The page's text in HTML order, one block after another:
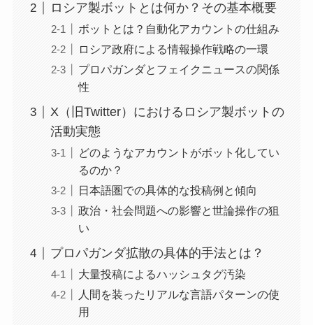
ロシア製ボットとは何か？その基本概要
ボットとは？自動化アカウントの仕組み
ロシア政府による情報操作戦略の一環
プロパガンダとフェイクニュースの関係
性
X（旧Twitter）におけるロシア製ボットの
活動実態
どのようなアカウントがボット化してい
るのか？
日本語圏での具体的な投稿例と傾向
政治・社会問題への影響と世論操作の狙
い
プロパガンダ拡散の具体的手法とは？
大量投稿によるハッシュタグ汚染
人間を装ったリアルな言語パターンの使
用